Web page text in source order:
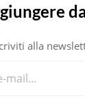
alla